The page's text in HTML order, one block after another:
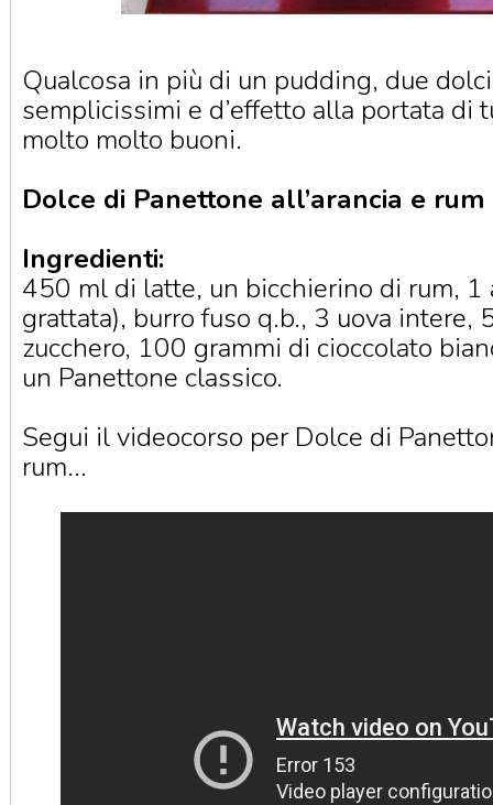
Qualcosa in più di un pudding, due
semplicissimi e d’effetto alla portata di
molto molto buoni.
Dolce di Panettone all’arancia e rum
Ingredienti:
450 ml di latte, un bicchierino di rum, 1
grattata), burro fuso q.b., 3 uova intere,
zucchero, 100 grammi di cioccolato
un Panettone classico.
Segui il videocorso per Dolce di
rum...